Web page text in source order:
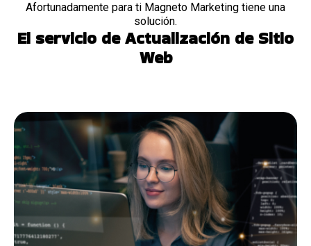
Afortunadamente para ti Magneto Marketing tiene una
solución.
El servicio de Actualización de Sitio
Web